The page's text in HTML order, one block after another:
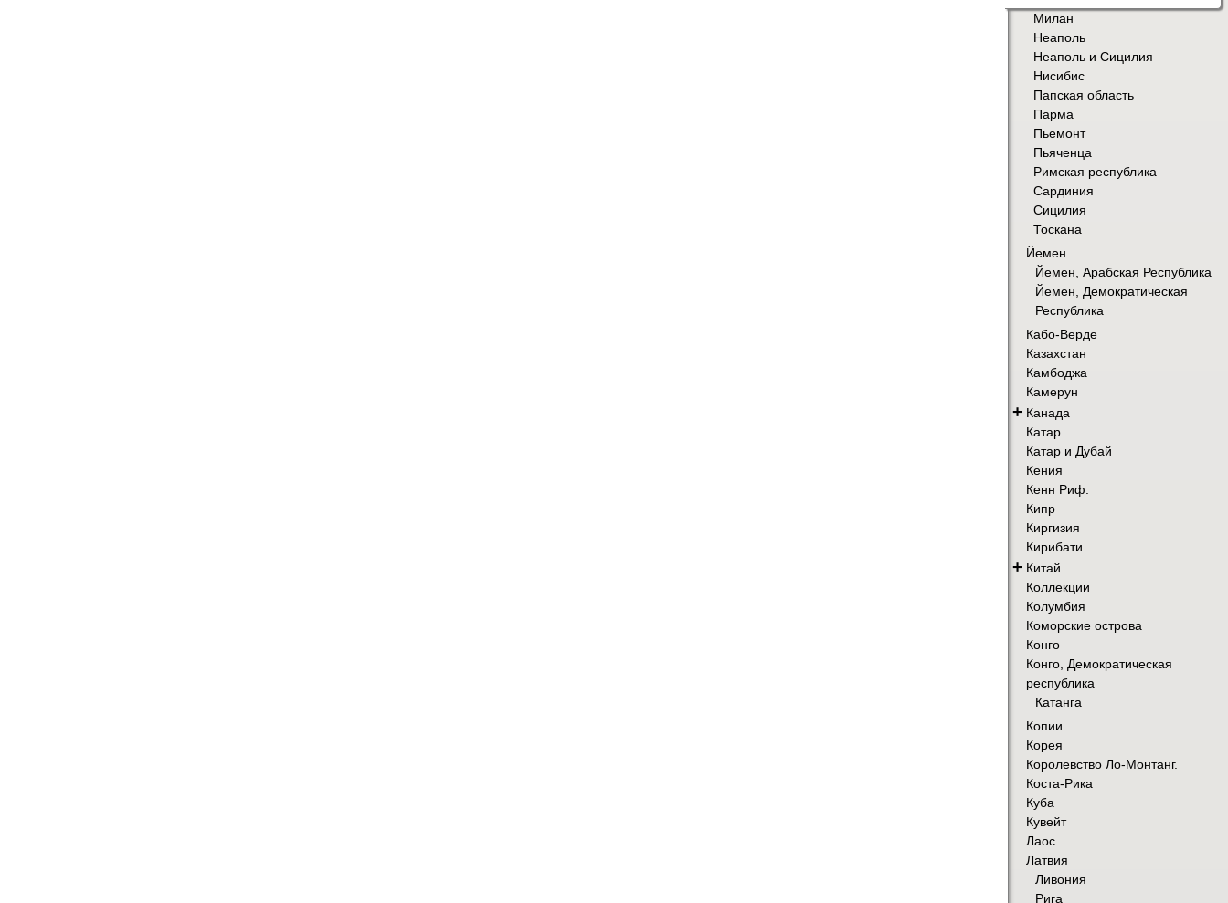
Милан
Неаполь
Неаполь и Сицилия
Нисибис
Папская область
Парма
Пьемонт
Пьяченца
Римская республика
Сардиния
Сицилия
Тоскана
Йемен
Йемен, Арабская Республика
Йемен, Демократическая
Республика
Кабо-Верде
Казахстан
Камбоджа
Камерун
+ Канада
Катар
Катар и Дубай
Кения
Кенн Риф.
Кипр
Киргизия
Кирибати
+ Китай
Коллекции
Колумбия
Коморские острова
Конго
Конго, Демократическая
республика
Катанга
Копии
Корея
Королевство Ло-Монтанг.
Коста-Рика
Куба
Кувейт
Лаос
Латвия
Ливония
Рига